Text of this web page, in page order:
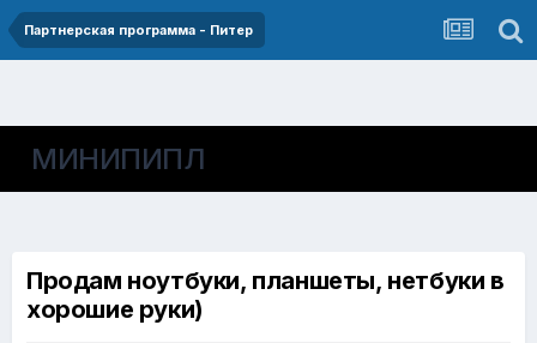
Партнерская программа - Питер
МИНИПИПЛ
Продам ноутбуки, планшеты, нетбуки в
хорошие руки)